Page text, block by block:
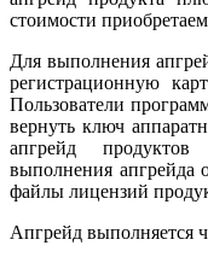
стоимости
Для выполнения
регистрационную
Пользователи
вернуть ключ
апгрейд
выполнения апгрейда
файлы лицензий
Апгрейд выполняется